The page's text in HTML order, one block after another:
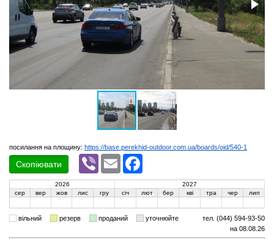
посилання на площину: https://base.perekhid-outdoor.com.ua/boards/oid/540-1
Скопіювати
Viber Email
2026
2027
сер
вер жов лис гру січ лют бер кві тра чер лип
вільний резерв проданий уточнюйте
тел. (044) 594-93-50
на 08.08.26